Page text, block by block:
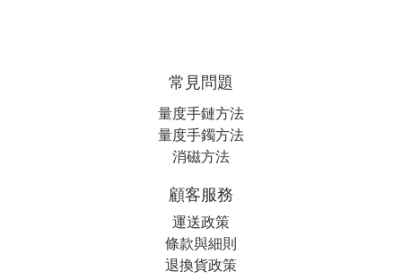
常見問題
量度手鏈方法
量度手鐲方法
消磁方法
顧客服務
運送政策
條款與細則
退換貨政策